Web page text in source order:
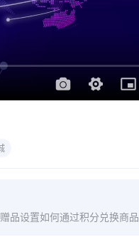
品设置如何通过积分兑换商品